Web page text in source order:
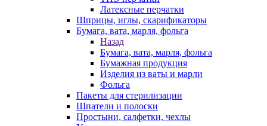
Латексные перчатки
Шприцы, иглы, скарификаторы
Бумага, вата, марля, фольга
Назад
Бумага, вата, марля, фольга
Бумажная продукция
Изделия из ваты и марли
Фольга
Пакеты для стерилизации
Шпатели и полоски
Простыни, салфетки, чехлы